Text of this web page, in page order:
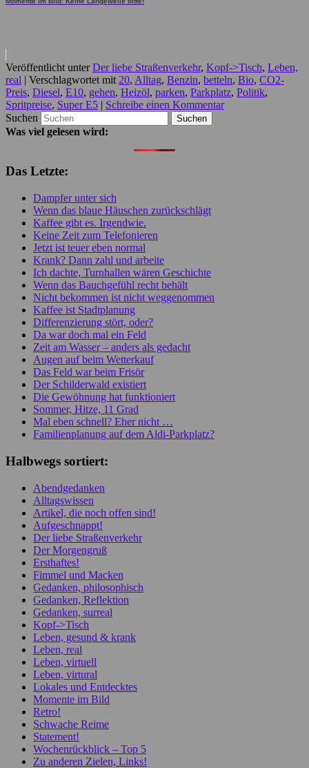
Veröffentlicht unter Der liebe Straßenverkehr, Kopf->Tisch, Leben,
real | Verschlagwortet mit 20, Alltag, Benzin, betteln, Bio, CO2-
Preis, Diesel, E10, gehen, Heizöl, parken, Parkplatz, Politik,
Spritpreise, Super E5 | Schreibe einen Kommentar
Suchen
Was viel gelesen wird:
Das Letzte:
Dampfer unter sich
Wenn das blaue Häuschen zurückschlägt
Kaffee gibt es. Irgendwie.
Keine Zeit zum Telefonieren
Jetzt ist teuer eben normal
Krank? Dann zahl und arbeite
Ich dachte, Turnhallen wären Geschichte
Wenn das Bauchgefühl recht behält
Nicht bekommen ist nicht weggenommen
Kaffee ist Stadtplanung
Differenzierung stört, oder?
Da war doch mal ein Feld
Zeit am Wasser – anders als gedacht
Augen auf beim Wetterkauf
Das Feld war beim Frisör
Der Schilderwald existiert
Die Gewöhnung hat funktioniert
Sommer, Hitze, 11 Grad
Mal eben schnell? Eher nicht …
Familienplanung auf dem Aldi-Parkplatz?
Halbwegs sortiert:
Abendgedanken
Alltagswissen
Artikel, die noch offen sind!
Aufgeschnappt!
Der liebe Straßenverkehr
Der Morgengruß
Ersthaftes!
Fimmel und Macken
Gedanken, philosophisch
Gedanken, Reflektion
Gedanken, surreal
Kopf->Tisch
Leben, gesund & krank
Leben, real
Leben, virtuell
Leben, virtural
Lokales und Entdecktes
Momente im Bild
Retro!
Schwache Reime
Statement!
Wochenrückblick – Top 5
Zu anderen Zielen, Links!